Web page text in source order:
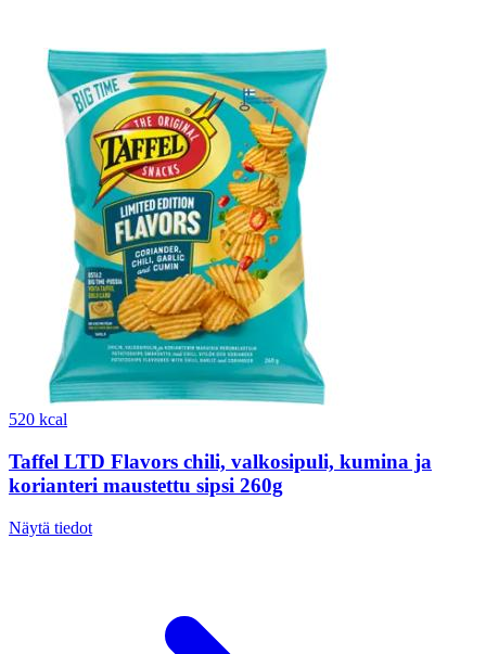
520 kcal
Taffel LTD Flavors chili, valkosipuli, kumina ja
korianteri maustettu sipsi 260g
Näytä tiedot